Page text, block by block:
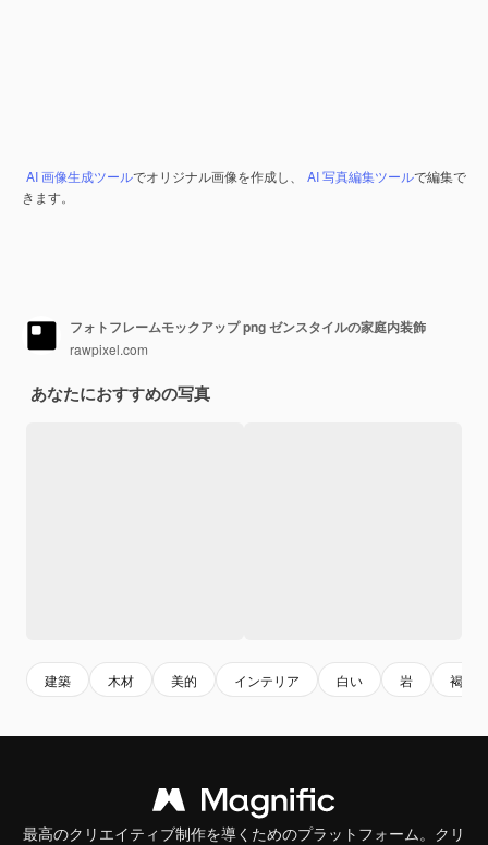
AI 画像生成ツールでオリジナル画像を作成し、 AI 写真編集ツールで編集で
きます。
フォトフレームモックアップ png ゼンスタイルの家庭内装飾
rawpixel.com
あなたにおすすめの写真
建築 木材 美的 インテリア 白い 岩 褐色
最高のクリエイティブ制作を導くためのプラットフォーム。クリ